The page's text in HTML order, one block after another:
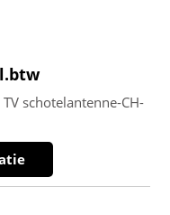
schotelantenne-CH-